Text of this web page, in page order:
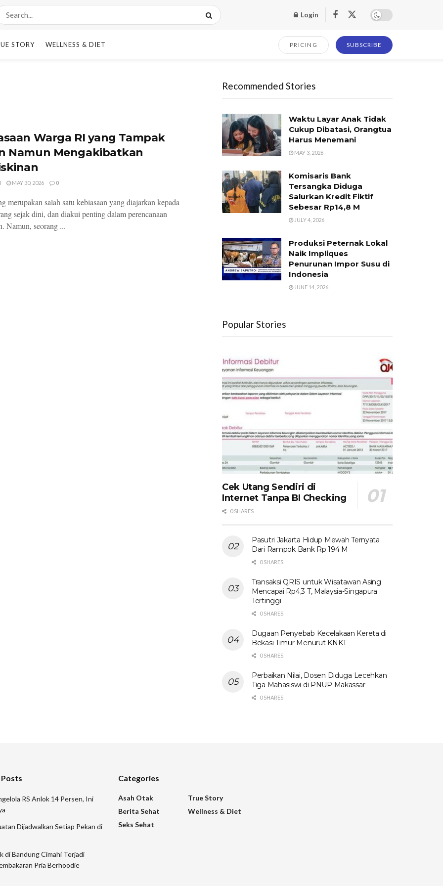
Login
STORY WELLNESS & DIET PRICING SUBSCRIBE
Warga RI yang Tampak
Namun Mengakibatkan
MAY 30, 2026 0
merupakan salah satu kebiasaan yang diajarkan kepada
sejak dini, dan diakui penting dalam perencanaan
Namun, seorang ...
Recommended Stories
Waktu Layar Anak Tidak
Cukup Dibatasi, Orangtua
Harus Menemani
MAY 3, 2026
Komisaris Bank
Tersangka Diduga
Salurkan Kredit Fiktif
Sebesar Rp14,8 M
JULY 4, 2026
Produksi Peternak Lokal
Naik Impliques
Penurunan Impor Susu di
Indonesia
JUNE 14, 2026
Popular Stories
Cek Utang Sendiri di
Internet Tanpa BI Checking
0 SHARES
Pasutri Jakarta Hidup Mewah Ternyata
Dari Rampok Bank Rp 194 M
0 SHARES
Transaksi QRIS untuk Wisatawan Asing
Mencapai Rp4,3 T, Malaysia-Singapura
Tertinggi
0 SHARES
Dugaan Penyebab Kecelakaan Kereta di
Bekasi Timur Menurut KNKT
0 SHARES
Perbaikan Nilai, Dosen Diduga Lecehkan
Tiga Mahasiswi di PNUP Makassar
0 SHARES
RS Anlok 14 Persen, Ini
Dijadwalkan Setiap Pekan di
di Bandung Cimahi Terjadi
Pria Berhoodie
Categories
Asah Otak
Berita Sehat
Seks Sehat
True Story
Wellness & Diet